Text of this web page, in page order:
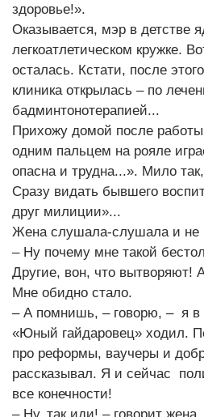
здоровье!».
Оказывается, мэр в детстве
легкоатлетическом кружке.
осталась. Кстати, после
клиника открылась – по
бадминтонотерапией...
Прихожу домой после
одним пальцем на рояле
опасна и трудна...». Мило
Сразу видать бывшего
друг милиции»...
Жена слушала-слушала и не
– Ну почему мне такой
Другие, вон, что вытворяют!
Мне обидно стало.
– А помнишь, – говорю, – я в
«Юный гайдаровец» ходил.
про реформы, ваучеры и
рассказывал. Я и сейчас
все конечности!
– Ну, так иди! – говорит жена.